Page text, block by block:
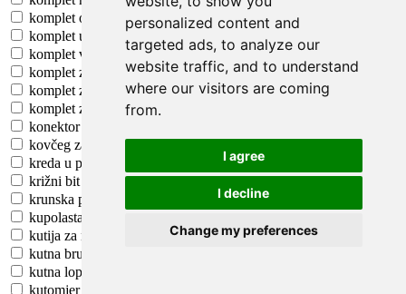
personalized content and
targeted ads, to analyze our
website traffic, and to understand
where our visitors are coming
from.
I agree
I decline
Change my preferences
komplet odstranjivača spajalica (1)
komplet udarnog alata (1)
komplet višenamjenskog brusnog papira (1)
komplet za krimpanje (1)
komplet za plinsko lemljenje (1)
komplet zaštitnih nastavaka za nasadni ključ (1)
konektor (1)
kovčeg za alat, opremljen (1)
kreda u prahu (1)
križni bit (1)
krunska pila-komplet (1)
kupolasta libela (1)
kutija za nošenje (1)
kutna brusilica (1)
kutna lopatica (1)
kutomjer (1)